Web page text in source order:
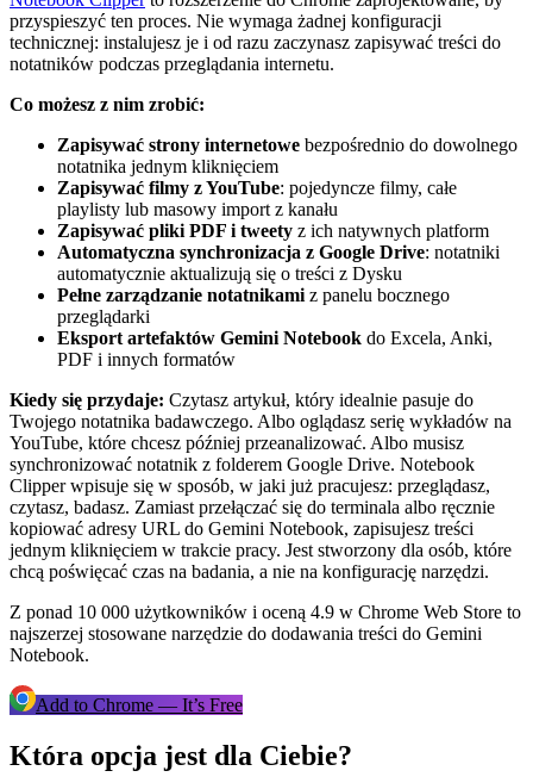
przyspieszyć ten proces. Nie wymaga żadnej konfiguracji
technicznej: instalujesz je i od razu zaczynasz zapisywać treści do
notatników podczas przeglądania internetu.
Co możesz z nim zrobić:
Zapisywać strony internetowe bezpośrednio do dowolnego
notatnika jednym kliknięciem
Zapisywać filmy z YouTube: pojedyncze filmy, całe
playlisty lub masowy import z kanału
Zapisywać pliki PDF i tweety z ich natywnych platform
Automatyczna synchronizacja z Google Drive: notatniki
automatycznie aktualizują się o treści z Dysku
Pełne zarządzanie notatnikami z panelu bocznego
przeglądarki
Eksport artefaktów Gemini Notebook do Excela, Anki,
PDF i innych formatów
Kiedy się przydaje: Czytasz artykuł, który idealnie pasuje do
Twojego notatnika badawczego. Albo oglądasz serię wykładów na
YouTube, które chcesz później przeanalizować. Albo musisz
synchronizować notatnik z folderem Google Drive. Notebook
Clipper wpisuje się w sposób, w jaki już pracujesz: przeglądasz,
czytasz, badasz. Zamiast przełączać się do terminala albo ręcznie
kopiować adresy URL do Gemini Notebook, zapisujesz treści
jednym kliknięciem w trakcie pracy. Jest stworzony dla osób, które
chcą poświęcać czas na badania, a nie na konfigurację narzędzi.
Z ponad 10 000 użytkowników i oceną 4.9 w Chrome Web Store to
najszerzej stosowane narzędzie do dodawania treści do Gemini
Notebook.
Add to Chrome — It’s Free
Która opcja jest dla Ciebie?